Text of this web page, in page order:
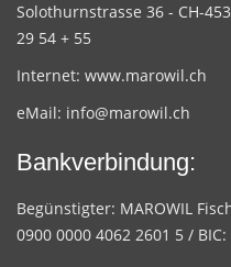
Solothurnstrasse 36 - CH-
29 54 + 55
Internet: www.marowil.ch
eMail: info@marowil.ch
Bankverbindung:
Begünstigter: MAROWIL
0900 0000 4062 2601 5 / BIC: